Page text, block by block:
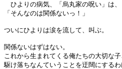
ひよりの病気、「烏丸家の呪い」は、
「そんなのは関係ないっ！」
ついにひよりは涙を流して、叫ぶ。
関係ないはずはない。
これから生まれてくる俺たちの大切な
駆け落ちなんていうことを迂闊にするわ